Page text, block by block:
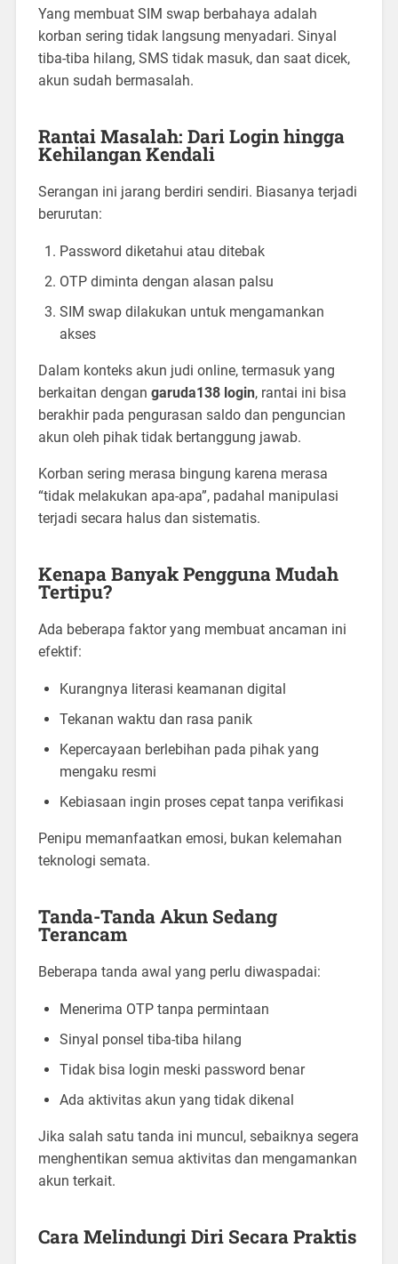
Yang membuat SIM swap berbahaya adalah
korban sering tidak langsung menyadari. Sinyal
tiba-tiba hilang, SMS tidak masuk, dan saat dicek,
akun sudah bermasalah.
Rantai Masalah: Dari Login hingga
Kehilangan Kendali
Serangan ini jarang berdiri sendiri. Biasanya terjadi
berurutan:
Password diketahui atau ditebak
OTP diminta dengan alasan palsu
SIM swap dilakukan untuk mengamankan
akses
Dalam konteks akun judi online, termasuk yang
berkaitan dengan garuda138 login, rantai ini bisa
berakhir pada pengurasan saldo dan penguncian
akun oleh pihak tidak bertanggung jawab.
Korban sering merasa bingung karena merasa
“tidak melakukan apa-apa”, padahal manipulasi
terjadi secara halus dan sistematis.
Kenapa Banyak Pengguna Mudah
Tertipu?
Ada beberapa faktor yang membuat ancaman ini
efektif:
Kurangnya literasi keamanan digital
Tekanan waktu dan rasa panik
Kepercayaan berlebihan pada pihak yang
mengaku resmi
Kebiasaan ingin proses cepat tanpa verifikasi
Penipu memanfaatkan emosi, bukan kelemahan
teknologi semata.
Tanda-Tanda Akun Sedang
Terancam
Beberapa tanda awal yang perlu diwaspadai:
Menerima OTP tanpa permintaan
Sinyal ponsel tiba-tiba hilang
Tidak bisa login meski password benar
Ada aktivitas akun yang tidak dikenal
Jika salah satu tanda ini muncul, sebaiknya segera
menghentikan semua aktivitas dan mengamankan
akun terkait.
Cara Melindungi Diri Secara Praktis